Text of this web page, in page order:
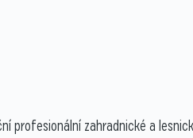
profesionální zahradnické a